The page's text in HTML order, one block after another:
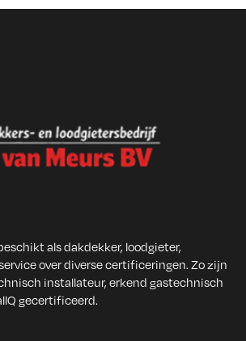
als dakdekker, loodgieter,
over diverse certificeringen. Zo zijn
installateur, erkend gastechnisch
gecertificeerd.